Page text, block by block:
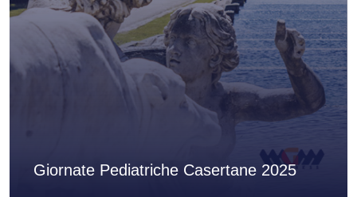
Giornate Pediatriche Casertane 2025